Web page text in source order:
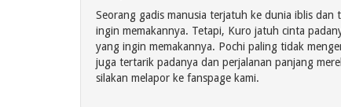
Seorang gadis manusia terjatuh ke dunia iblis
ingin memakannya. Tetapi, Kuro jatuh cinta
yang ingin memakannya. Pochi paling tidak
juga tertarik padanya dan perjalanan panjang
silakan melapor ke fanspage kami.